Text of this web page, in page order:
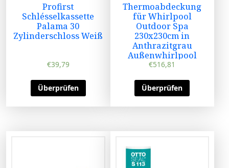
Profirst
Schlésselkassette
Palama 30
Zylinderschloss Weiß
€39,79
Überprüfen
Thermoabdeckung
für Whirlpool
Outdoor Spa
230x230cm in
Anthrazitgrau
Außenwhirlpool
€516,81
Überprüfen